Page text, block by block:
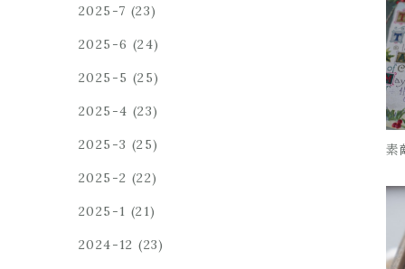
2025-7 (23)
2025-6 (24)
2025-5 (25)
2025-4 (23)
2025-3 (25)
2025-2 (22)
2025-1 (21)
2024-12 (23)
素